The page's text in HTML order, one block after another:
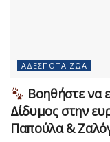
ΑΔΈΣΠΟΤΑ ΖΏΑ
Βοηθήστε να
Δίδυμος στην
Παπούλα &